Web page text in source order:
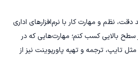
این تجربه باعث شد دقت، نظم و مهارت کار با نرم‌افزارهای اداری
و گزارش‌نویسی را در سطح بالایی کسب کنم؛ مهارت‌هایی که در
مثل تایپ، ترجمه و تهیه پاورپوینت نیز از